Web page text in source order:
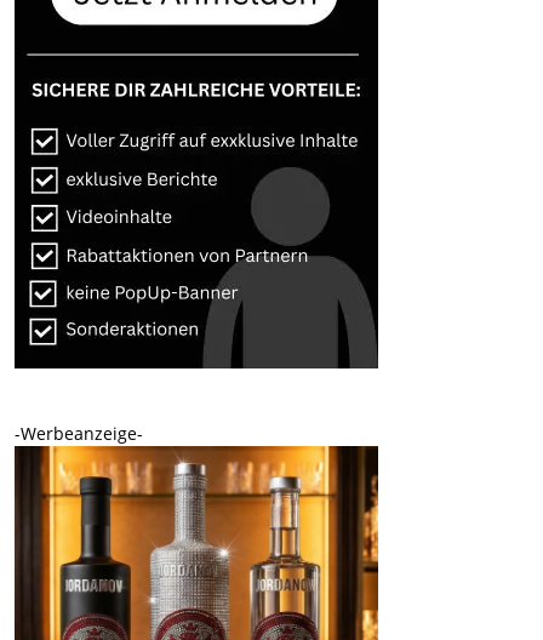
-Werbeanzeige-